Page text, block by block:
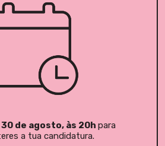
de agosto, às 20h para
a tua candidatura.